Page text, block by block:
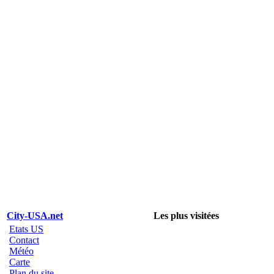
City-USA.net
Les plus visitées
Etats US
Contact
Météo
Carte